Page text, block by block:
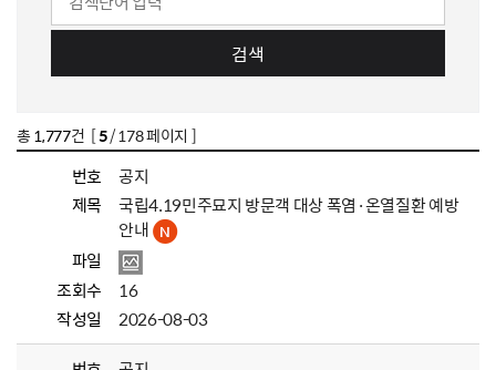
검색
총 1,777건 [5/ 178 페이지 ]
번호
공지
제목
국립4.19민주묘지 방문객 대상 폭염·온열질환 예방
안내
파일
조회수
16
작성일
2026-08-03